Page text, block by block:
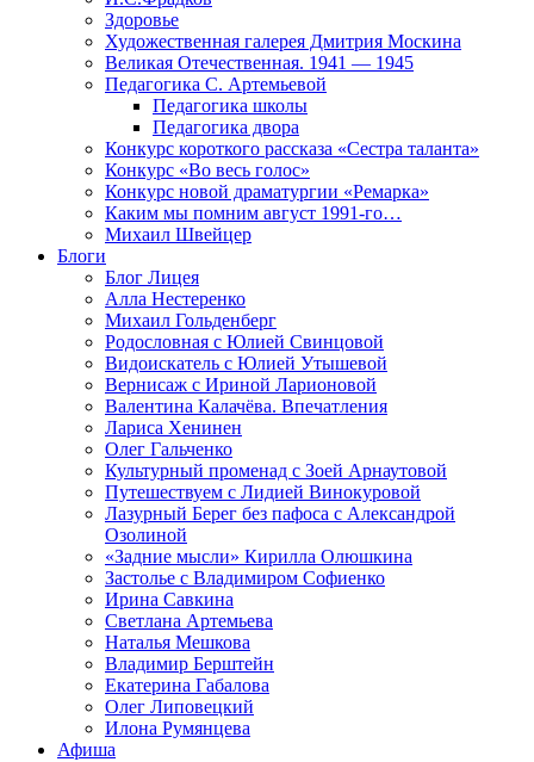
Здоровье
Художественная галерея Дмитрия Москина
Великая Отечественная. 1941 — 1945
Педагогика С. Артемьевой
Педагогика школы
Педагогика двора
Конкурс короткого рассказа «Сестра таланта»
Конкурс «Во весь голос»
Конкурс новой драматургии «Ремарка»
Каким мы помним август 1991-го…
Михаил Швейцер
Блоги
Блог Лицея
Алла Нестеренко
Михаил Гольденберг
Родословная с Юлией Свинцовой
Видоискатель с Юлией Утышевой
Вернисаж с Ириной Ларионовой
Валентина Калачёва. Впечатления
Лариса Хенинен
Олег Гальченко
Культурный променад с Зоей Арнаутовой
Путешествуем с Лидией Винокуровой
Лазурный Берег без пафоса с Александрой
Озолиной
«Задние мысли» Кирилла Олюшкина
Застолье с Владимиром Софиенко
Ирина Савкина
Светлана Артемьева
Наталья Мешкова
Владимир Берштейн
Екатерина Габалова
Олег Липовецкий
Илона Румянцева
Афиша